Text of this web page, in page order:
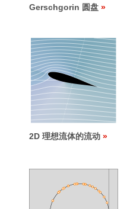
Gerschgorin 圆盘
2D 理想流体的流动